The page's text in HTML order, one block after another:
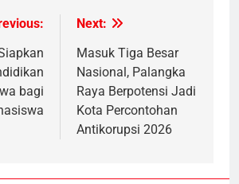
bagi
Next:
Masuk Tiga Besar
Nasional, Palangka
Raya Berpotensi Jadi
Kota Percontohan
Antikorupsi 2026